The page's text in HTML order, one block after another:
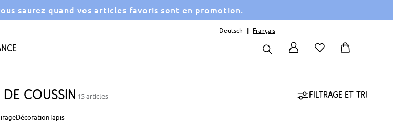
saurez quand vos articles favoris sont en promotion.
Deutsch Français
de coussin 15 articles Filtrage et tri
DécorationTapis